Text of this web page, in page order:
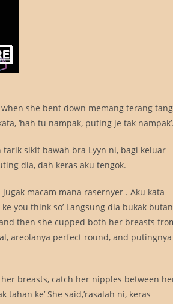
she bent down memang terang tang
‘hah tu nampak, puting je tak
tarik sikit bawah bra Lyyn ni, bagi keluar
dia, dah keras aku tengok.
macam mana rasernyer . Aku kata
you think so’ Langsung dia bukak
then she cupped both her breasts
areolanya perfect round, and putingnya
breasts, catch her nipples between
ke’ She said,’rasalah ni, keras